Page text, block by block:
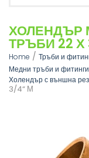
ХОЛЕНДЪР
ТРЪБИ 22 Х
Home
Тръби и
Медни тръби и фитинги
Холендър с външна
3/4“ М